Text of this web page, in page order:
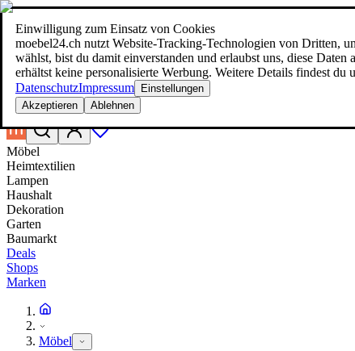
Einwilligung zum Einsatz von Cookies
moebel24.ch nutzt Website-Tracking-Technologien von Dritten,
wählst, bist du damit einverstanden und erlaubst uns, diese
erhältst keine personalisierte Werbung. Weitere Details findest du
DatenschutzImpressum
Einstellungen
Akzeptieren
Ablehnen
Suche
moebel dir den besten Preis!moebel dir den besten Preis!
Möbel
Heimtextilien
Lampen
Haushalt
Dekoration
Garten
Baumarkt
Deals
Shops
Marken
Möbel